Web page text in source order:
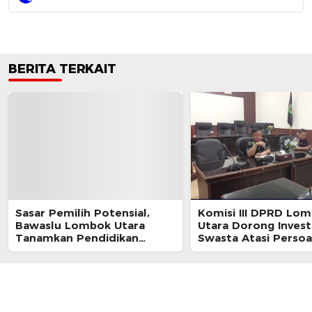
BERITA TERKAIT
Sasar Pemilih Potensial,
Bawaslu Lombok Utara
Tanamkan Pendidikan
Demokrasi di Ponpes Al-
Komisi III DPRD
Utara Dorong
Swasta Atasi
Sampah di Kawasan